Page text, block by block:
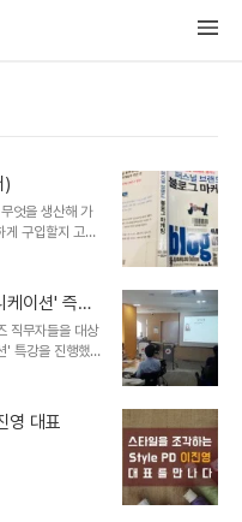
)
엇을 생산해 가
게 구입할지 고민
. 내가 강의를
창출해내는 데
스 작가 조제프
있지만 씨앗 속
널 브랜드 블로
2015.05.26상세
케이션' 즉강
직무자들을 대상
' 특강을 진행했
장인이던 시절
설한 이야기. 그
매니지먼트 회
들어 있는 개인
영 대표